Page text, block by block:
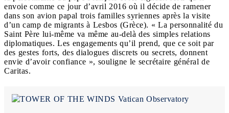
envoie comme ce jour d’avril 2016 où il décide de ramener
dans son avion papal trois familles syriennes après la visite
d’un camp de migrants à Lesbos (Grèce). « La personnalité du
Saint Père lui-même va même au-delà des simples relations
diplomatiques. Les engagements qu’il prend, que ce soit par
des gestes forts, des dialogues discrets ou secrets, donnent
envie d’avoir confiance », souligne le secrétaire général de
Caritas.